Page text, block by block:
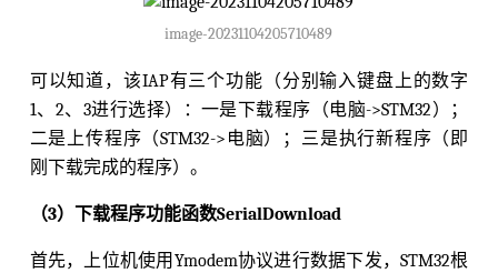
image-20231104205710489
可以知道，该IAP有三个功能（分别输入键盘上的数字
1、2、3进行选择）：一是下载程序（电脑->STM32）；
二是上传程序（STM32->电脑）；三是执行新程序（即
刚下载完成的程序）。
（3）下载程序功能函数SerialDownload
首先，上位机使用Ymodem协议进行数据下发，STM32根